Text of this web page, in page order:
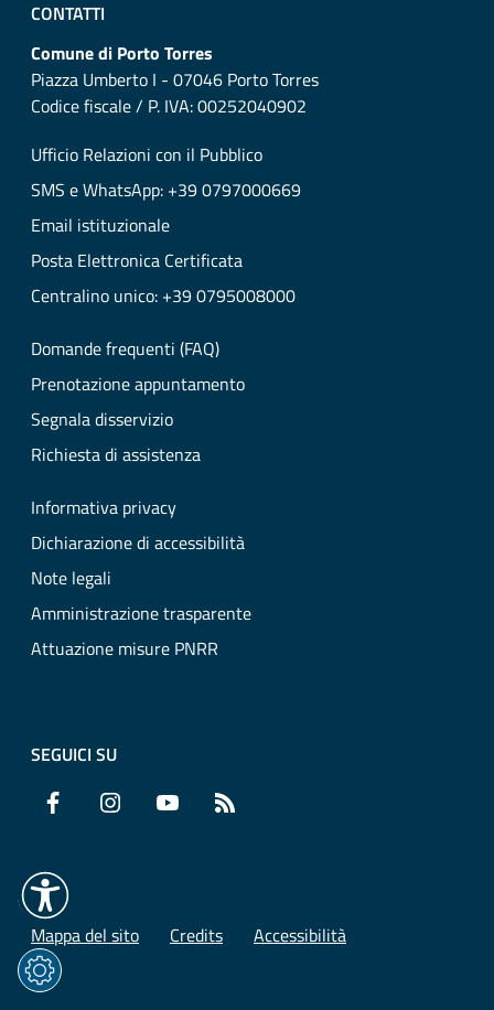
CONTATTI
Comune di Porto Torres
Piazza Umberto I - 07046 Porto Torres
Codice fiscale / P. IVA: 00252040902
Ufficio Relazioni con il Pubblico
SMS e WhatsApp: +39 0797000669
Email istituzionale
Posta Elettronica Certificata
Centralino unico: +39 0795008000
Domande frequenti (FAQ)
Prenotazione appuntamento
Segnala disservizio
Richiesta di assistenza
Informativa privacy
Dichiarazione di accessibilità
Note legali
Amministrazione trasparente
Attuazione misure PNRR
SEGUICI SU
Facebook Instagram YouTube
Mappa del sito Credits Accessibilità